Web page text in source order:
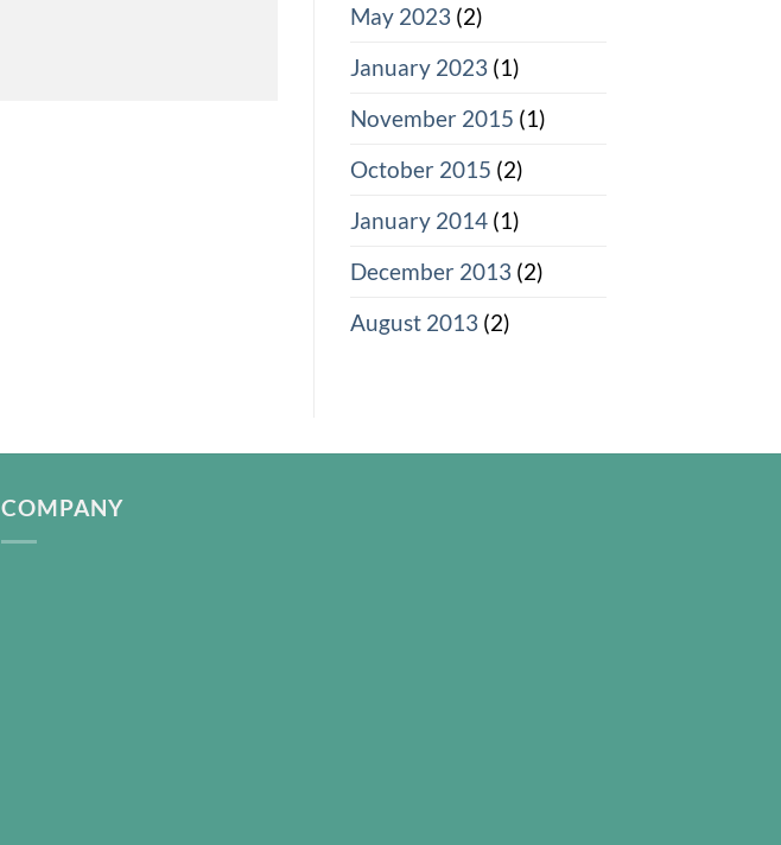
May 2023(2)
January 2023(1)
November 2015 (1)
October 2015 (2)
January 2014(1)
December 2013(2)
August 2013(2)
COMPANY